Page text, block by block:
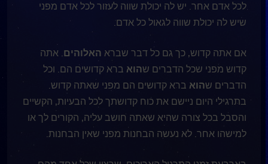
לכל אדם אחר. יש לה יכולת שווה לעזור לכל אדם מפני
שיש לה יכולת שווה לגאול כל אדם.
אם אתה קדוש, כך גם כל דבר שברא האלוהים. אתה
קדוש מפני שכל הדברים שהואברא קדושים הם. וכל
הדברים שהואברא קדושים הם מפני שאתה קדוש.
בתרגילי היום ניישם את כוח קדושתך לכל הבעיות, הקשיים
והסבל בכל צורה שהיא שאתה חושב עליה, הקורים לך או
למישהו אחר. לא נעשה הבחנות מפני שאין הבחנות.